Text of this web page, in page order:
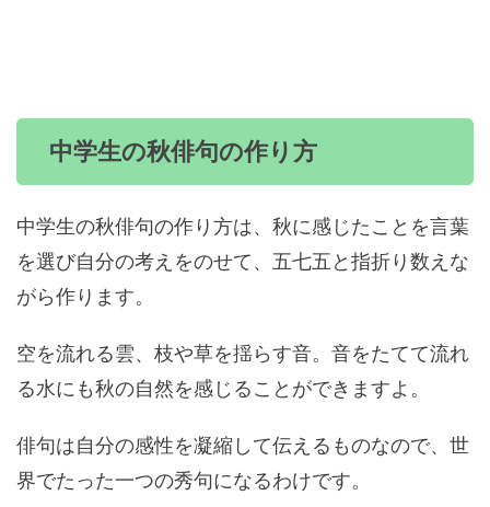
中学生の秋俳句の作り方
中学生の秋俳句の作り方は、秋に感じたことを言葉
を選び自分の考えをのせて、五七五と指折り数えな
がら作ります。
空を流れる雲、枝や草を揺らす音。音をたてて流れ
る水にも秋の自然を感じることができますよ。
俳句は自分の感性を凝縮して伝えるものなので、世
界でたった一つの秀句になるわけです。